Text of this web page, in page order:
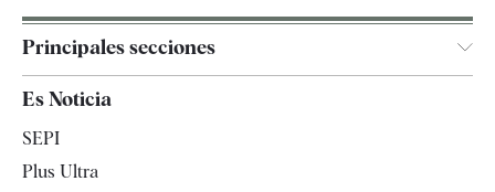
Principales secciones
España
Es Noticia
SEPI
Plus Ultra